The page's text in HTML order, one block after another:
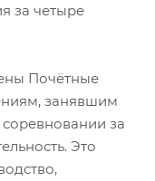
за четыре
Почётные
занявшим
за
Это